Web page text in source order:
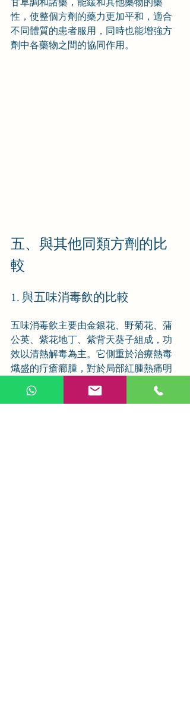
性，使整個方劑的藥力更加平和，適合
不同體質的患者服用，同時也能增強方
劑中各藥物之間的協同作用。
五、與其他同類方劑的比
較
1. 與五味消毒飲的比較
五味消毒飲主要由金銀花、野菊花、蒲
公英、紫花地丁、紫背天葵子組成，功
效以清熱解毒為主。它側重於治療熱毒
熾盛的疔瘡癤腫，對於局部紅腫熱痛明
顯，熱毒症狀突出的情況療效顯著。其
藥力較為峻猛，以快速清除熱毒為主要